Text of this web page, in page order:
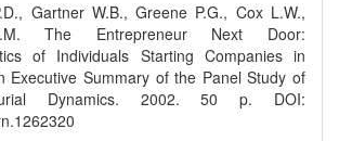
Gartner W.B., Greene P.G., Cox L.W.,
The Entrepreneur Next Door:
of Individuals Starting Companies in
Executive Summary of the Panel Study of
Dynamics. 2002. 50 p. DOI: